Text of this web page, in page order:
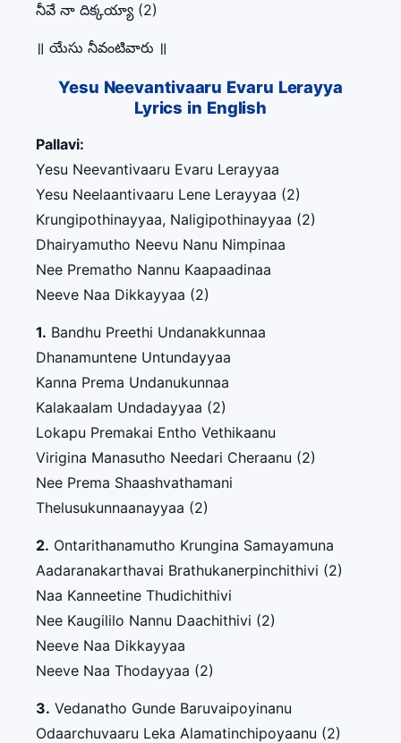
నీవే నా దిక్కయ్యా (2)
॥ యేసు నీవంటివారు ॥
Yesu Neevantivaaru Evaru Lerayya
Lyrics in English
Pallavi:
Yesu Neevantivaaru Evaru Lerayyaa
Yesu Neelaantivaaru Lene Lerayyaa (2)
Krungipothinayyaa, Naligipothinayyaa (2)
Dhairyamutho Neevu Nanu Nimpinaa
Nee Prematho Nannu Kaapaadinaa
Neeve Naa Dikkayyaa (2)
1. Bandhu Preethi Undanakkunnaa
Dhanamuntene Untundayyaa
Kanna Prema Undanukunnaa
Kalakaalam Undadayyaa (2)
Lokapu Premakai Entho Vethikaanu
Virigina Manasutho Needari Cheraanu (2)
Nee Prema Shaashvathamani
Thelusukunnaanayyaa (2)
2. Ontarithanamutho Krungina Samayamuna
Aadaranakarthavai Brathukanerpinchithivi (2)
Naa Kanneetine Thudichithivi
Nee Kaugililo Nannu Daachithivi (2)
Neeve Naa Dikkayyaa
Neeve Naa Thodayyaa (2)
3. Vedanatho Gunde Baruvaipoyinanu
Odaarchuvaaru Leka Alamatinchipoyaanu (2)